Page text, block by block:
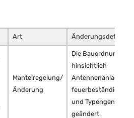
Art Änderungsdetails
Mantelregelung/
Änderung
Die Bauordnung
hinsichtlich
Antennenanlagen,
feuerbeständigen
und
geändert